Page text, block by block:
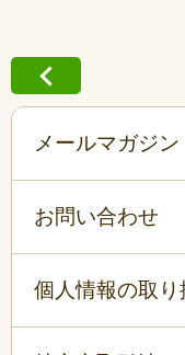
メールマガジン
お問い合わせ
個人情報の取り